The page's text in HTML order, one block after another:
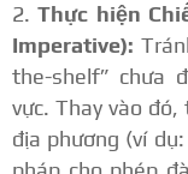
Thực hiện
Imperative):
the-shelf” chưa
vực. Thay vào đó,
địa phương (ví